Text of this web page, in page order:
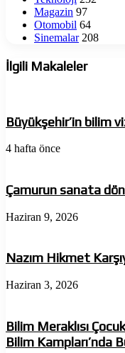
Magazin 97
Otomobil 64
Sinemalar 208
İlgili Makaleler
Büyükşehir’in bilim
4 hafta önce
Çamurun sanata
Haziran 9, 2026
Nazım Hikmet
Haziran 3, 2026
Bilim Meraklısı
Bilim Kampları’nda